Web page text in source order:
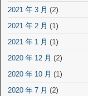
2021 年 3 月 (2)
2021 年 2 月 (1)
2021 年 1 月 (1)
2020 年 12 月 (2)
2020 年 10 月 (1)
2020 年 7 月 (2)